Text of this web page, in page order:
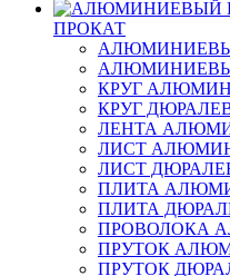
ПРОКАТ
КРУГ
КРУГ
ЛЕНТА
ЛИСТ
ЛИСТ
ПЛИТА
ПЛИТА
ПРОВОЛОКА
ПРУТОК
ПРУТОК